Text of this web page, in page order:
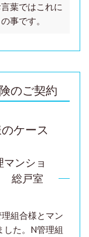
葉ではこれに
事です。
のご契約
ケース
ンショ
総戸室
理組合様とマン
た。 N管理組